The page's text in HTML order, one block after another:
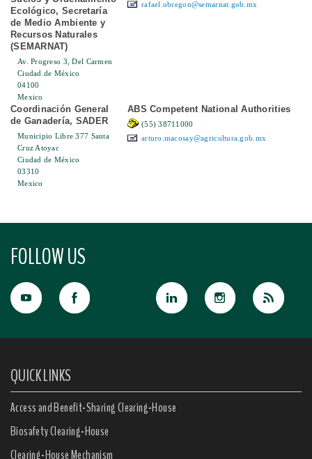
Ecológico, Secretaría
de Medio Ambiente y
Recursos Naturales
(SEMARNAT)
Av. Progreso 3, Del Carmen
Ciudad de México
04100
Mexico
rafael.obregon@semarnat.gob.mx
Coordinación General
de Ganadería, SADER
Municipio Libre 377 Santa
Cruz Atoyac
Ciudad de México
03310
Mexico
ABS Competent National Authorities
(55) 38711000
arturo.macosay@agricultura.gob.mx
FOLLOW US
QUICK LINKS
Access and Benefit-Sharing Clearing-House
Biosafety Clearing-House
Clearing-House Mechanism